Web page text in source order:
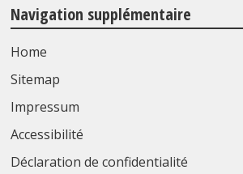
Navigation supplémentaire
Home
Sitemap
Impressum
Accessibilité
Déclaration de confidentialité